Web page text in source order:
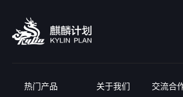
热门产品 关于我们 交流合